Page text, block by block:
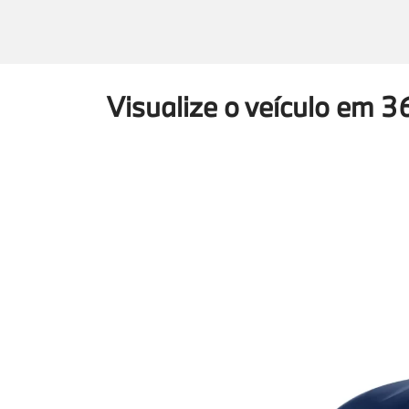
Visualize o veículo em